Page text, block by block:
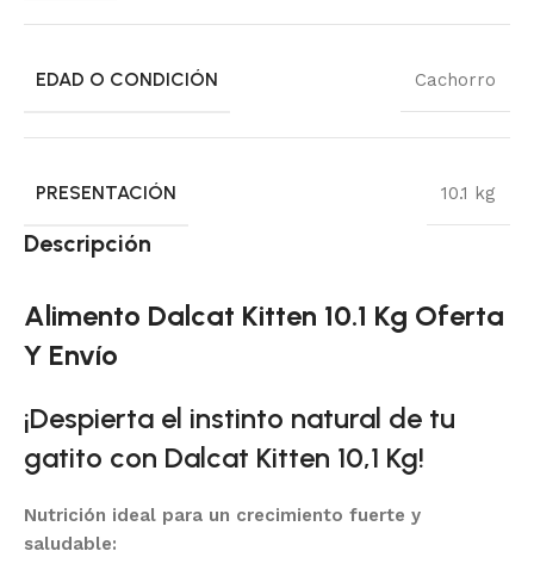
EDAD O CONDICIÓN Cachorro
PRESENTACIÓN 10.1 kg
Descripción
Alimento Dalcat Kitten 10.1 Kg Oferta
Y Envío
¡Despierta el instinto natural de tu
gatito con Dalcat Kitten 10,1 Kg!
Nutrición ideal para un crecimiento fuerte y
saludable: